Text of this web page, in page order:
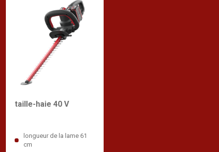
taille-haie 40 V
longueur de la lame 61
cm